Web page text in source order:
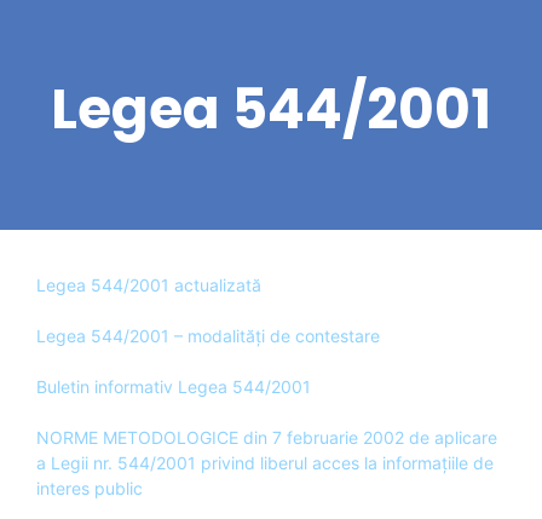
Legea 544/2001
Legea 544/2001 actualizată
Legea 544/2001 – modalități de contestare
Buletin informativ Legea 544/2001
NORME METODOLOGICE din 7 februarie 2002 de aplicare
a Legii nr. 544/2001 privind liberul acces la informațiile de
interes public